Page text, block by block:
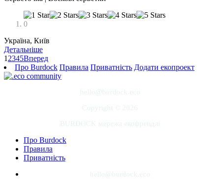
0
Україна, Київ
Детальніше
1 2345Вперед
Про Burdock Правила Приватність Додати екопроект
Про Burdock
Правила
Приватність